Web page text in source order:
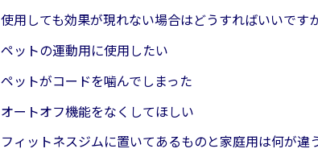
使用しても効果が現れない場合はどうすればいいです
ペットの運動用に使用したい
ペットがコードを噛んでしまった
オートオフ機能をなくしてほしい
フィットネスジムに置いてあるものと家庭用は何が違